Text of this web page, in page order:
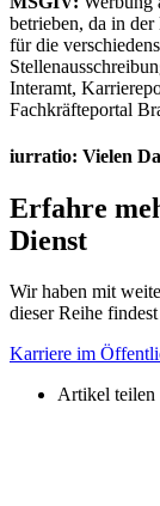
betrieben, da in
für die
Interamt,
Fachkräfteportal
iurratio: Vielen
Erfahre
Dienst
Wir haben mit
dieser Reihe
Karriere im
Artikel teilen